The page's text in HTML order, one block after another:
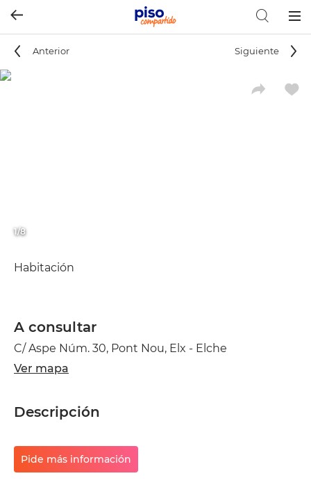
Anterior Siguiente
1/8
Habitación
A consultar
C/ Aspe Núm. 30, Pont Nou, Elx - Elche
Ver mapa
Descripción
Pide más información